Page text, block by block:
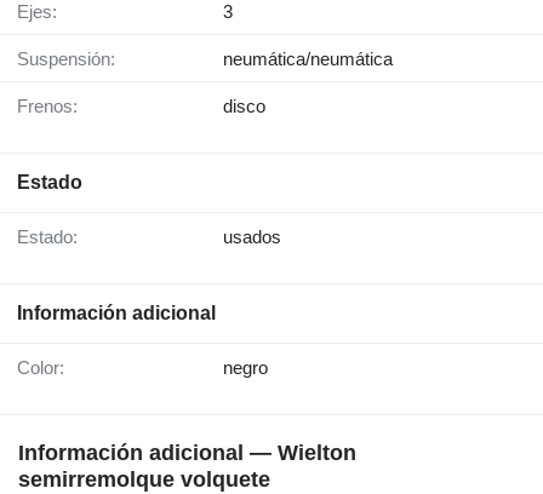
Ejes: 3
Suspensión: neumática/neumática
Frenos: disco
Estado
Estado: usados
Información adicional
Color: negro
Información adicional — Wielton
semirremolque volquete